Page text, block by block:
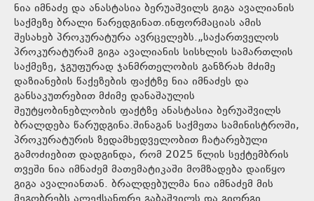
ნია იმნაძე და ანასტასია ბერუაშვილს გიგა ავალიანის
საქმეზე ბრალი წარედგინათ.ინფორმაციას ამის
შესახებ პროკურატურა ავრცელებს.„საქართველოს
პროკურატურამ გიგა ავალიანის სისხლის სამართლის
საქმეზე, ჯგუფურად ჯანმრთელობის განზრახ მძიმე
დაზიანების წაქეზების ფაქტზე ნია იმნაძეს და
განსაკუთრებით მძიმე დანაშაულის
შეუტყობინებლობის ფაქტზე ანასტასია ბერუაშვილს
ბრალდება წარუდგინა.შინაგან საქმეთა სამინისტროში,
პროკურატურის ზედამხედველობით ჩატარებული
გამოძიებით დადგინდა, რომ 2025 წლის სექტემბრის
თვეში ნია იმნაძემ მათემატიკაში მომზადება დაიწყო
გიგა ავალიანთან. ბრალდებულმა ნია იმნაძემ მის